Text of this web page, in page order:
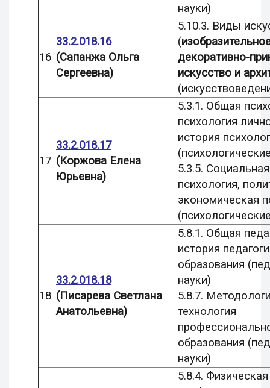
науки)
16
33.2.018.16
(Сапанжа Ольга
Сергеевна)
5.10.3. Виды
(
декоративно-
искусство и
17
33.2.018.17
(Коржова Елена
Юрьевна)
5.3.1. Общая
психология
история
5.3.5. Социальная
психология,
экономическая
18
33.2.018.18
(Писарева Светлана
Анатольевна)
5.8.1. Общая
история
образования
науки)
5.8.7.
технология
образования
науки)
5.8.4.